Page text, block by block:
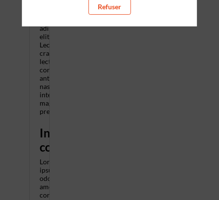
adipiscing
elit.
Lectus
cras
lectus
consectetur
ante
nascetur
interdum
magnis
pretium.
Informations
complémentaires
Lorem
ipsum
odor
amet,
consectetuer
Refuser